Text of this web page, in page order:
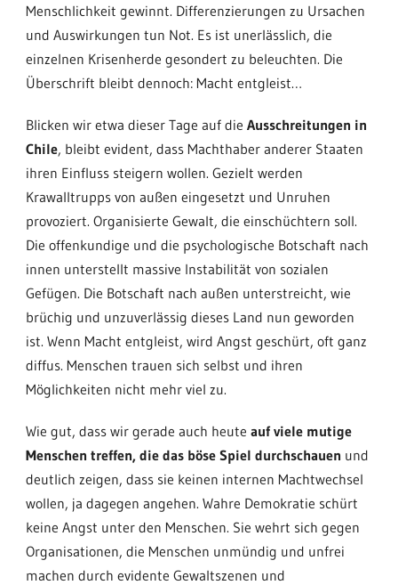
Menschlichkeit gewinnt. Differenzierungen zu Ursachen
und Auswirkungen tun Not. Es ist unerlässlich, die
einzelnen Krisenherde gesondert zu beleuchten. Die
Überschrift bleibt dennoch: Macht entgleist…
Blicken wir etwa dieser Tage auf die Ausschreitungen in
Chile, bleibt evident, dass Machthaber anderer Staaten
ihren Einfluss steigern wollen. Gezielt werden
Krawalltrupps von außen eingesetzt und Unruhen
provoziert. Organisierte Gewalt, die einschüchtern soll.
Die offenkundige und die psychologische Botschaft nach
innen unterstellt massive Instabilität von sozialen
Gefügen. Die Botschaft nach außen unterstreicht, wie
brüchig und unzuverlässig dieses Land nun geworden
ist. Wenn Macht entgleist, wird Angst geschürt, oft ganz
diffus. Menschen trauen sich selbst und ihren
Möglichkeiten nicht mehr viel zu.
Wie gut, dass wir gerade auch heute auf viele mutige
Menschen treffen, die das böse Spiel durchschauen und
deutlich zeigen, dass sie keinen internen Machtwechsel
wollen, ja dagegen angehen. Wahre Demokratie schürt
keine Angst unter den Menschen. Sie wehrt sich gegen
Organisationen, die Menschen unmündig und unfrei
machen durch evidente Gewaltszenen und